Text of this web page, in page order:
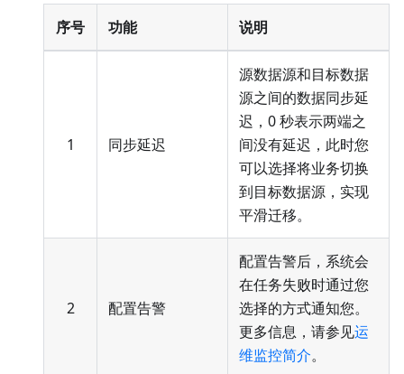
序号 功能 说明
1 同步延迟
源数据源和目标数据
源之间的数据同步延
迟，0 秒表示两端之
间没有延迟，此时您
可以选择将业务切换
到目标数据源，实现
平滑迁移。
2 配置告警
配置告警后，系统会
在任务失败时通过您
选择的方式通知您。
更多信息，请参见运
维监控简介。